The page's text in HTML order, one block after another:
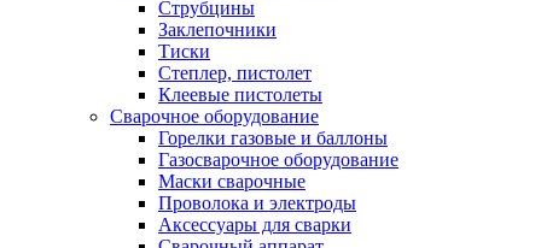
Струбцины
Заклепочники
Тиски
Степлер, пистолет
Клеевые пистолеты
Сварочное оборудование
Горелки газовые и баллоны
Газосварочное оборудование
Маски сварочные
Проволока и электроды
Аксессуары для сварки